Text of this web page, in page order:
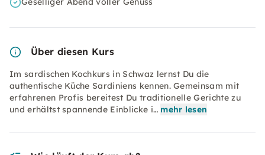
Über diesen Kurs
Im sardischen Kochkurs in Schwaz lernst Du die
authentische Küche Sardiniens kennen. Gemeinsam mit
erfahrenen Profis bereitest Du traditionelle Gerichte zu
und erhältst spannende Einblicke i… mehr lesen